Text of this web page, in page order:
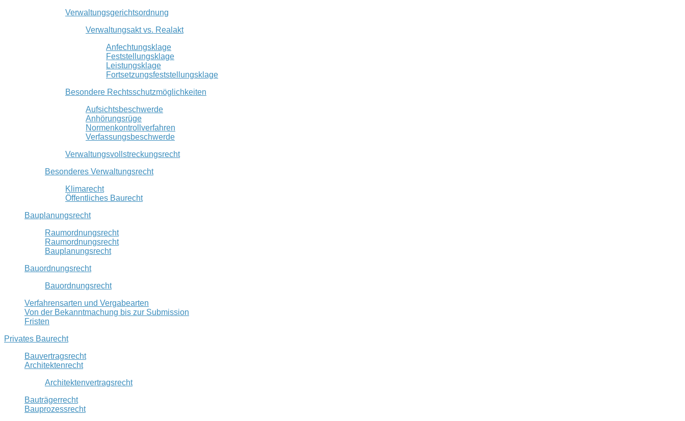
Verwaltungsgerichtsordnung
Verwaltungsakt vs. Realakt
Anfechtungsklage
Feststellungsklage
Leistungsklage
Fortsetzungsfeststellungsklage
Besondere Rechtsschutzmöglichkeiten
Aufsichtsbeschwerde
Anhörungsrüge
Normenkontrollverfahren
Verfassungsbeschwerde
Verwaltungsvollstreckungsrecht
Besonderes Verwaltungsrecht
Klimarecht
Öffentliches Baurecht
Bauplanungsrecht
Raumordnungsrecht
Raumordnungsrecht
Bauplanungsrecht
Bauordnungsrecht
Bauordnungsrecht
Verfahrensarten und Vergabearten
Von der Bekanntmachung bis zur Submission
Fristen
Privates Baurecht
Bauvertragsrecht
Architektenrecht
Architektenvertragsrecht
Bauträgerrecht
Bauprozessrecht